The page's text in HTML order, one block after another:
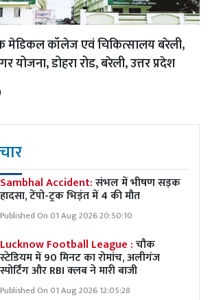
मेडिकल कॉलेज एवं चिकित्सालय बरेली,
योजना, डोहरा रोड, बरेली, उत्तर प्रदेश
Sambhal Accident:संभल में भीषण सड़क
हादसा, टेंपो-ट्रक भिड़ंत में 4 की मौत
Published On 01 Aug 2026 20:50:10
Lucknow Football League :चौक
स्टेडियम में 90 मिनट का रोमांच, अलीगंज
स्पोर्टिंग और RBI क्लब ने मारी बाजी
Published On 01 Aug 2026 12:05:28